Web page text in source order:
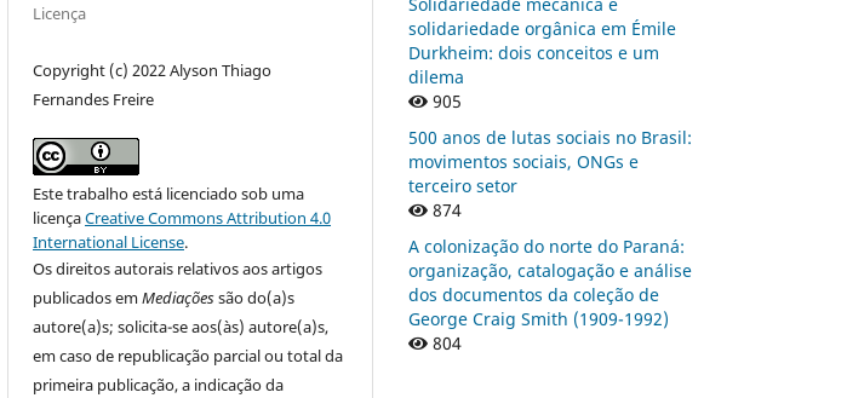
Licença
Copyright (c) 2022 Alyson Thiago
Fernandes Freire
Este trabalho está licenciado sob uma
licençaCreative Commons Attribution 4.0
International License.
Os direitos autorais relativos aos artigos
publicados emMediaçõessão do(a)s
autore(a)s; solicita-se aos(às) autore(a)s,
em caso de republicação parcial ou total da
primeira publicação, a indicação da
solidariedade orgânica em Émile
Durkheim: dois conceitos e um
dilema
905
500 anos de lutas sociais no Brasil:
movimentos sociais, ONGs e
terceiro setor
874
A colonização do norte do Paraná:
organização, catalogação e análise
dos documentos da coleção de
George Craig Smith (1909-1992)
804